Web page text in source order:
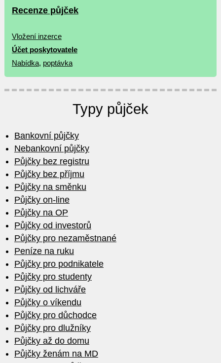
Recenze půjček
Vložení inzerce
Účet poskytovatele
Nabídka, poptávka
Typy půjček
Bankovní půjčky
Nebankovní půjčky
Půjčky bez registru
Půjčky bez příjmu
Půjčky na směnku
Půjčky on-line
Půjčky na OP
Půjčky od investorů
Půjčky pro nezaměstnané
Peníze na ruku
Půjčky pro podnikatele
Půjčky pro studenty
Půjčky od lichváře
Půjčky o víkendu
Půjčky pro důchodce
Půjčky pro dlužníky
Půjčky až do domu
Půjčky ženám na MD